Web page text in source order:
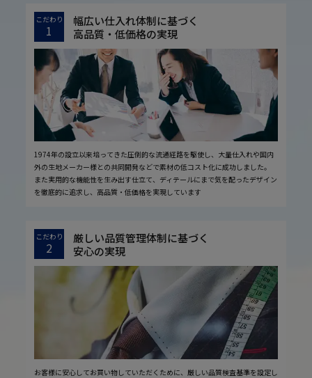
こだわり
1
幅広い仕入れ体制に基づく
高品質・低価格の実現
1974年の設立以来培ってきた圧倒的な流通経路を駆使し、大量仕入れや国内
外の生地メーカー様との共同開発などで素材の低コスト化に成功しました。
また実用的な機能性を生み出す仕立て、ディテールにまで気を配ったデザイン
を徹底的に追求し、高品質・低価格を実現しています
こだわり
2
厳しい品質管理体制に基づく
安心の実現
お客様に安心してお買い物していただくために、厳しい品質検査基準を設定し